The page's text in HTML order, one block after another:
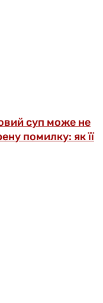
суп може не
помилку: як її